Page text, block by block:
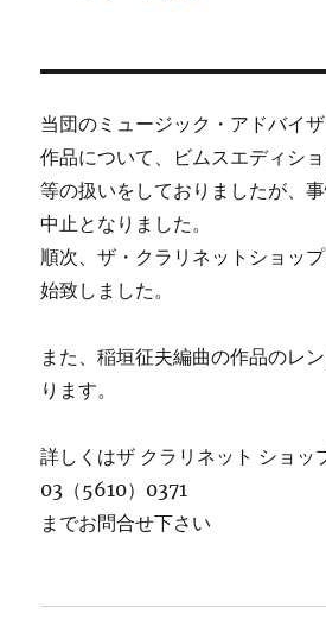
当団のミュージック・アドバイ
作品について、ビムスエディシ
等の扱いをしておりましたが、
中止となりました。
順次、ザ・クラリネットショッ
始致しました。
また、稲垣征夫編曲の作品のレ
ります。
詳しくはザ クラリネット ショッ
03（5610）0371
までお問合せ下さい